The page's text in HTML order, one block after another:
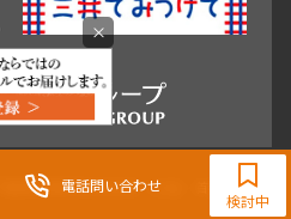
電話問い合わせ
983
（水曜定休）
検討中
動産流通経営協会会員 （公社） 首都圏不動
×